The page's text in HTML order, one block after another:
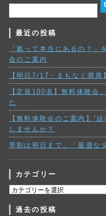
最近の投稿
「氣って本当にあるの？」
会のご案内
【明日7/17・まもなく満席
【定員100名】無料体験会
た
【無料体験会のご案内】“
しませんか？
早割は明日まで。「最適な
カテゴリー
カ
ゴ過去の投稿